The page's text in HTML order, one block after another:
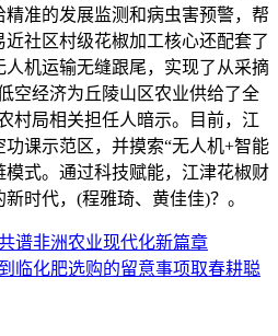
准的发展监测和病虫害预警，帮
社区村级花椒加工核心还配套了
机运输无缝跟尾，实现了从采摘
空经济为丘陵山区农业供给了全
村局相关担任人暗示。目前，江
课示范区，并摸索“无人机+智能
模式。通过科技赋能，江津花椒财
时代，(程雅琦、黄佳佳)？。
谱非洲农业现代化新篇章
临化肥选购的留意事项取春耕聪